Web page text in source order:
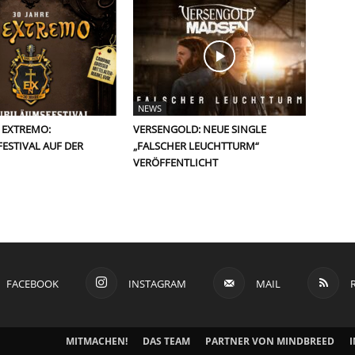
AUF DER
NEWS
VERSENGOLD: NEUE SINGLE
„FALSCHER LEUCHTTURM“
VERÖFFENTLICHT
FACEBOOK INSTAGRAM MAIL
MITMACHEN! DAS TEAM PARTNER VON MINDBREED